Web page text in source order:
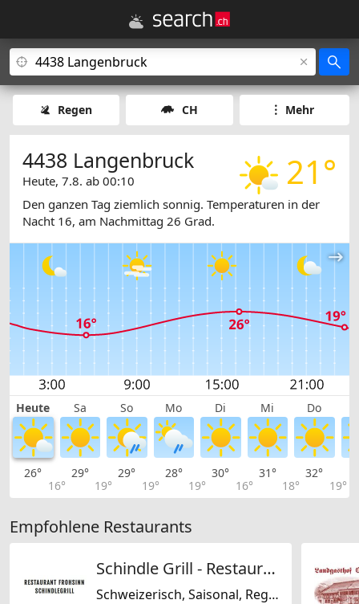
Regen CH Mehr
21°
4438 Langenbruck
Heute, 7.8. ab 00:10
Den ganzen Tag ziemlich sonnig. Temperaturen in der
Nacht 16, am Nachmittag 26 Grad.
Heute Sa So Mo Di Mi Do
26°
16°
29°
19°
29°
19°
28°
19°
30°
16°
31°
18°
32°
19°
Empfohlene Restaurants
Schindle Grill - Restaurant Frohsinn
Schweizerisch, Saisonal, Regional